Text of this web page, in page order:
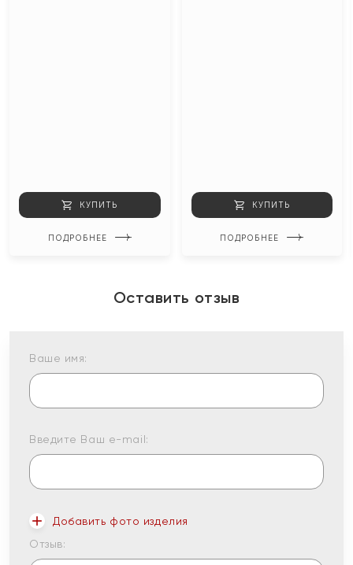
КУПИТЬ
ПОДРОБНЕЕ
КУПИТЬ
ПОДРОБНЕЕ
Оставить отзыв
Ваше имя:
Введите Ваш e-mail:
Добавить фото изделия
Отзыв: